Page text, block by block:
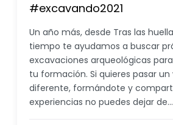
#excavando2021
Un año más, desde Tras las
tiempo te ayudamos a buscar
excavaciones arqueológicas
tu formación. Si quieres pasar un
diferente, formándote y
experiencias no puedes dejar de…